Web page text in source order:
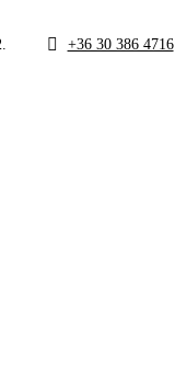
+36 30 386 4716